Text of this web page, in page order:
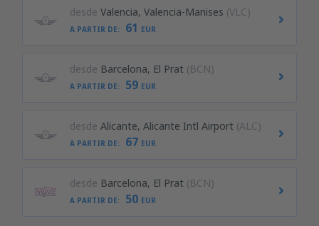
desde Valencia, Valencia-Manises (VLC)
A PARTIR DE: 61 EUR
desde Barcelona, El Prat (BCN)
A PARTIR DE: 59 EUR
desde Alicante, Alicante Intl Airport (ALC)
A PARTIR DE: 67 EUR
desde Barcelona, El Prat (BCN)
A PARTIR DE: 50 EUR